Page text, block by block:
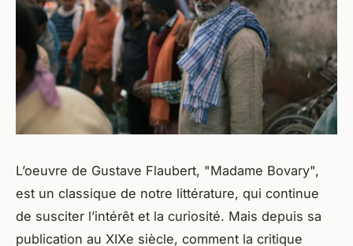
L’oeuvre de Gustave Flaubert, "Madame Bovary",
est un classique de notre littérature, qui continue
de susciter l’intérêt et la curiosité. Mais depuis sa
publication au XIXe siècle, comment la critique